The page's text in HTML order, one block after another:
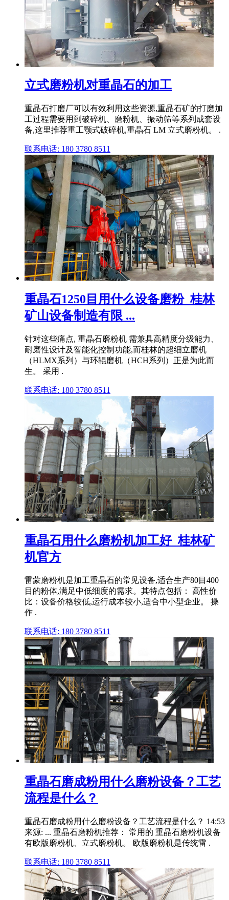
立式磨粉机对重晶石的加工
重晶石打磨厂可以有效利用这些资源,重晶石矿的打磨加
工过程需要用到破碎机、磨粉机、振动筛等系列成套设
备,这里推荐重工颚式破碎机,重晶石 LM 立式磨粉机。 .
联系电话: 180 3780 8511
重晶石1250目用什么设备磨粉_桂林
矿山设备制造有限 ...
针对这些痛点, 重晶石磨粉机 需兼具高精度分级能力、
耐磨性设计及智能化控制功能,而桂林的超细立磨机
（HLMX系列）与环辊磨机（HCH系列）正是为此而
生。 采用 .
联系电话: 180 3780 8511
重晶石用什么磨粉机加工好_桂林矿
机官方
雷蒙磨粉机是加工重晶石的常见设备,适合生产80目400
目的粉体,满足中低细度的需求。其特点包括： 高性价
比：设备价格较低,运行成本较小,适合中小型企业。 操
作 .
联系电话: 180 3780 8511
重晶石磨成粉用什么磨粉设备？工艺
流程是什么？
重晶石磨成粉用什么磨粉设备？工艺流程是什么？ 14:53
来源: ... 重晶石磨粉机推荐： 常用的 重晶石磨粉机设备
有欧版磨粉机、立式磨粉机。 欧版磨粉机是传统雷 .
联系电话: 180 3780 8511